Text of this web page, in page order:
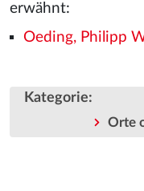
erwähnt:
Oeding, Philipp
Kategorie:
Orte